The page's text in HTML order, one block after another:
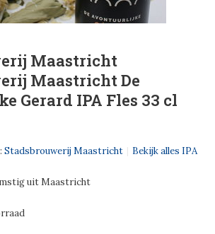
Maastricht
Maastricht De
Gerard IPA Fles 33 cl
Stadsbrouwerij Maastricht Bekijk alles IPA
uit Maastricht